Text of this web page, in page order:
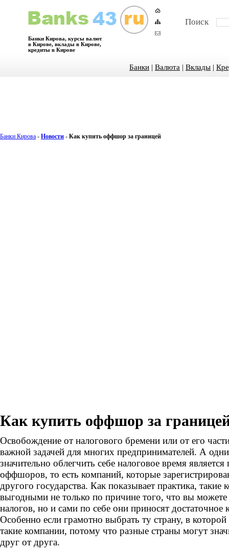
Банки Кирова, курсы валют
в Кирове, вклады в Кирове,
кредиты в Кирове
Поиск
Банки | Валюта | Вклады |
Банки Кирова - Новости - Как купить оффшор за границей
Как купить оффшор за
Освобождение от налогового бремени или от его
важной задачей для многих предпринимателей. А
значительно облегчить себе налоговое время
оффшоров, то есть компаний, которые
другого государства. Как показывает практика, такие
выгодными не только по причине того, что вы
налогов, но и сами по себе они приносят достаточное
Особенно если грамотно выбрать ту страну, в
такие компании, потому что разные страны могут
друг от друга.